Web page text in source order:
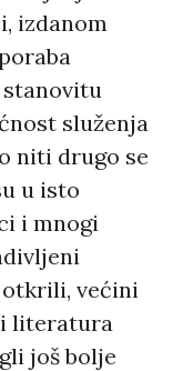
izdanom
služenja
niti drugo se
u isto
i mnogi
većini
literatura
još bolje